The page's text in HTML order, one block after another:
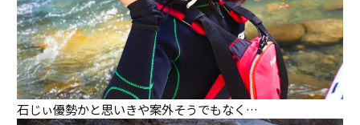
石じぃ優勢かと思いきや案外そうでもなく…